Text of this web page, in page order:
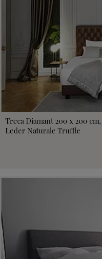
Treca Diamant 200 x 200
Leder Naturale Truffle